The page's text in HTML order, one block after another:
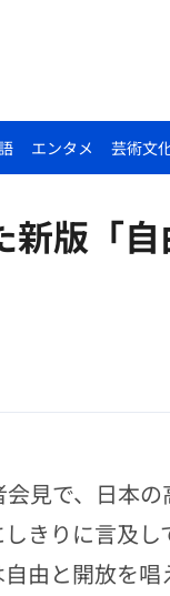
エンタメ 芸術文
版「
見で、日本
きりに言及
由と開放を